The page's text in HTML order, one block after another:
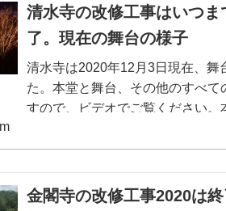
清水寺の改修工事はいつ
了。現在の舞台の様子
清水寺は2020年12月3日現在、舞
た。本堂と舞台、その他のすべ
すので、ビデオでご覧ください
年2月に終了し、「平成の大改修
となりました。檜皮葺の工法、
金閣寺の改修工事2020は